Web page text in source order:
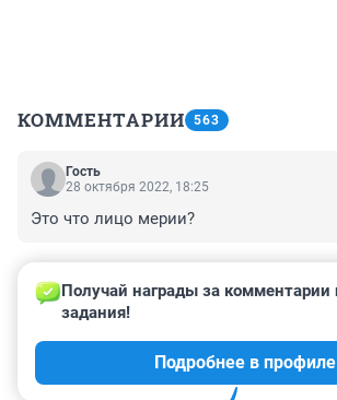
КОММЕНТАРИИ 563
Гость
28 октября 2022, 18:25
Это что лицо мерии?
Гость
3 января 2020, 01:56
НОВАТ стоял, стоит и будет стоять!
товарищи! С Новым Годом!
Получай награды за комментарии
задания!
Подробнее в профиле